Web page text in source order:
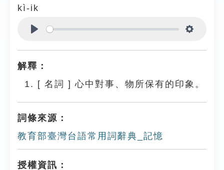
kì-ik
解釋：
[ 名詞 ]心中對事、物所保有的印象。
詞條來源：
教育部臺灣台語常用詞辭典_記憶
授權資訊：